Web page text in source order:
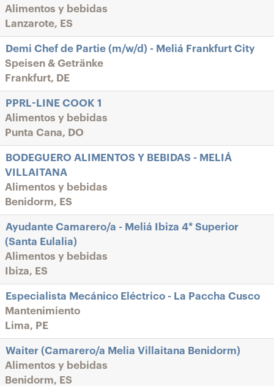
Alimentos y bebidas
Lanzarote, ES
Demi Chef de Partie (m/w/d) - Meliá Frankfurt City
Speisen & Getränke
Frankfurt, DE
PPRL-LINE COOK 1
Alimentos y bebidas
Punta Cana, DO
BODEGUERO ALIMENTOS Y BEBIDAS - MELIÁ
VILLAITANA
Alimentos y bebidas
Benidorm, ES
Ayudante Camarero/a - Meliá Ibiza 4* Superior
(Santa Eulalia)
Alimentos y bebidas
Ibiza, ES
Especialista Mecánico Eléctrico - La Paccha Cusco
Mantenimiento
Lima, PE
Waiter (Camarero/a Melia Villaitana Benidorm)
Alimentos y bebidas
Benidorm, ES